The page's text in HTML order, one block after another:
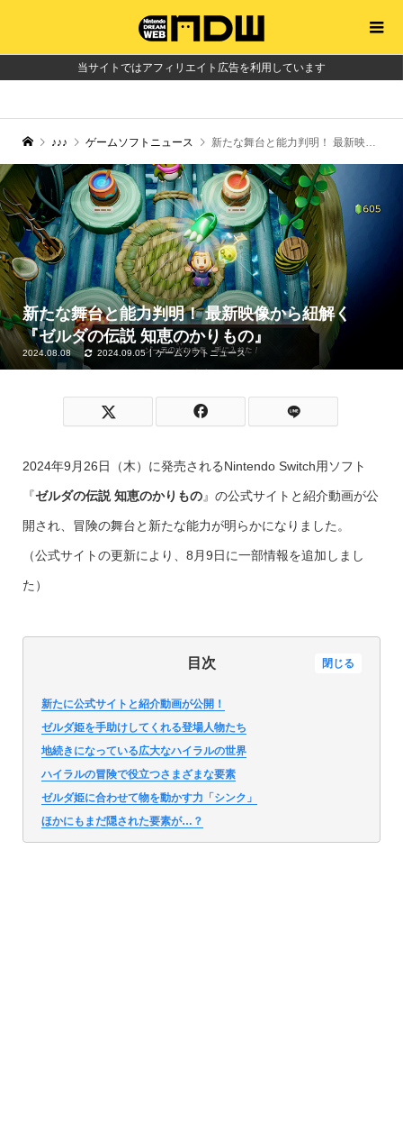
当サイトではアフィリエイト広告を利用しています
♪♪♪ ゲームソフトニュース 新たな舞台と能力判明！ 最新映像から紐解く『ゼルダの伝説 知恵のかりもの』
新たな舞台と能力判明！ 最新映像から紐解く
『ゼルダの伝説 知恵のかりもの』
2024.08.08 2024.09.05 ゲームソフトニュース
2024年9月26日（木）に発売されるNintendo Switch用ソフト
『ゼルダの伝説 知恵のかりもの』の公式サイトと紹介動画が公
開され、冒険の舞台と新たな能力が明らかになりました。
（公式サイトの更新により、8月9日に一部情報を追加しまし
た）
目次 閉じる
新たに公式サイトと紹介動画が公開！
ゼルダ姫を手助けしてくれる登場人物たち
地続きになっている広大なハイラルの世界
ハイラルの冒険で役立つさまざまな要素
ゼルダ姫に合わせて物を動かす力「シンク」
ほかにもまだ隠された要素が…？